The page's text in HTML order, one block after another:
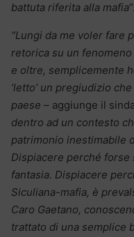
battuta riferita alla mafia“.
“Lungi da me voler fare
retorica su un
e oltre, semplicemente
‘letto’ un pregiudizio
paese – aggiunge il
dentro ad un contesto
patrimonio inestimabile
Dispiacere perché forse
fantasia. Dispiacere
Siculiana-mafia, è
Caro Gaetano,
trattato di una semplice